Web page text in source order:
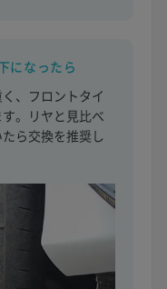
になったら
、フロントタイ
。リヤと見比べ
ら交換を推奨し